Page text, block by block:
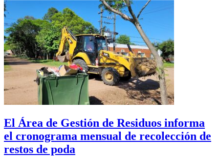
El Área de Gestión de Residuos informa
el cronograma mensual de recolección de
restos de poda